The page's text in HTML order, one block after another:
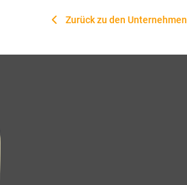
Zurück zu den Unternehmen